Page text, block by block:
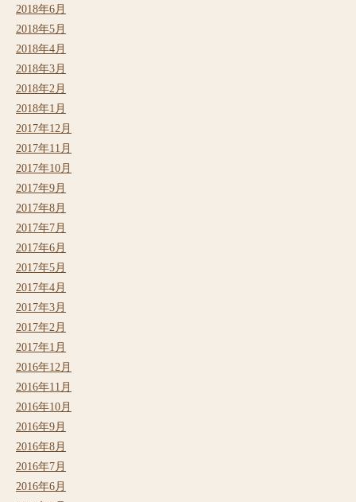
2018年6月
2018年5月
2018年4月
2018年3月
2018年2月
2018年1月
2017年12月
2017年11月
2017年10月
2017年9月
2017年8月
2017年7月
2017年6月
2017年5月
2017年4月
2017年3月
2017年2月
2017年1月
2016年12月
2016年11月
2016年10月
2016年9月
2016年8月
2016年7月
2016年6月